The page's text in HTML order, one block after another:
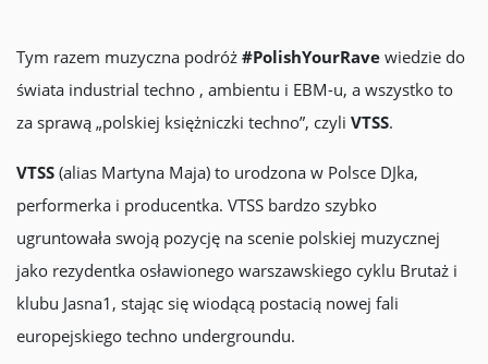
Tym razem muzyczna podróż #PolishYourRave wiedzie do
świata industrial techno , ambientu i EBM-u, a wszystko to
za sprawą „polskiej księżniczki techno”, czyli VTSS.
VTSS (alias Martyna Maja) to urodzona w Polsce DJka,
performerka i producentka. VTSS bardzo szybko
ugruntowała swoją pozycję na scenie polskiej muzycznej
jako rezydentka osławionego warszawskiego cyklu Brutaż i
klubu Jasna1, stając się wiodącą postacią nowej fali
europejskiego techno undergroundu.